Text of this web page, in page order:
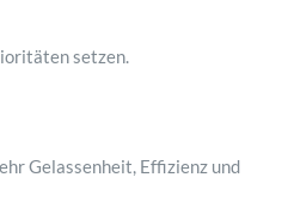
setzen.
Gelassenheit, Effizienz und